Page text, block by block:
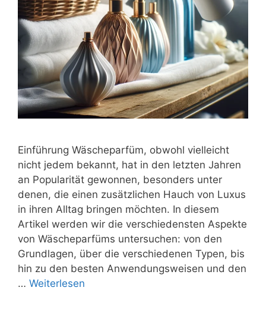
Einführung Wäscheparfüm, obwohl vielleicht
nicht jedem bekannt, hat in den letzten Jahren
an Popularität gewonnen, besonders unter
denen, die einen zusätzlichen Hauch von Luxus
in ihren Alltag bringen möchten. In diesem
Artikel werden wir die verschiedensten Aspekte
von Wäscheparfüms untersuchen: von den
Grundlagen, über die verschiedenen Typen, bis
hin zu den besten Anwendungsweisen und den
… Weiterlesen